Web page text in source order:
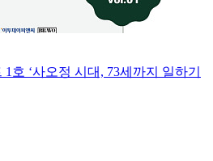
호 ‘사오정 시대, 73세까지 일하기